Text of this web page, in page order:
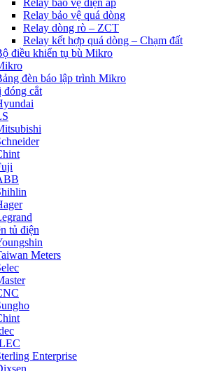
Relay bảo vệ điện áp
Relay bảo vệ quá dòng
Relay dòng rò – ZCT
Relay kết hợp quá dòng – Chạm đất
điều khiển tụ bù Mikro
đèn báo lập trình Mikro
đóng cắt
tủ điện
Meters
Enterprise